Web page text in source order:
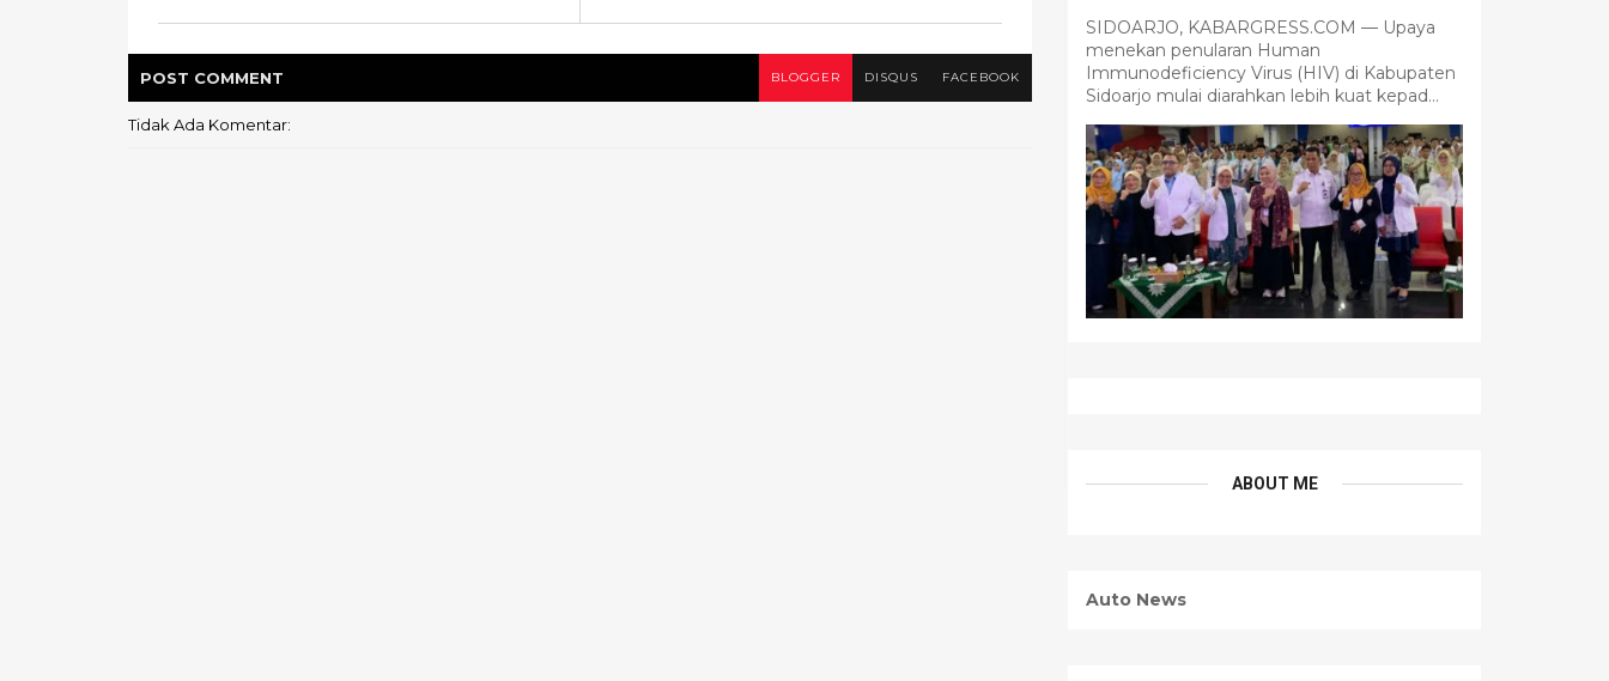
POST COMMENT BLOGGER DISQUS FACEBOOK
Tidak Ada Komentar:
SIDOARJO, KABARGRESS.COM — Upaya
menekan penularan Human
Immunodeficiency Virus (HIV) di Kabupaten
Sidoarjo mulai diarahkan lebih kuat kepad...
ABOUT ME
Auto News